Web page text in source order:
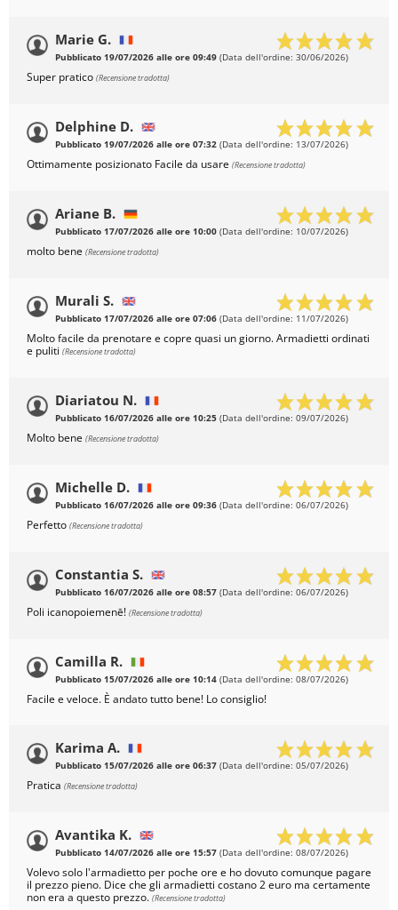
Marie G.
Pubblicato 19/07/2026 alle ore 09:49 (Data dell'ordine: 30/06/2026)
Super pratico (Recensione tradotta)
Delphine D.
Pubblicato 19/07/2026 alle ore 07:32 (Data dell'ordine: 13/07/2026)
Ottimamente posizionato Facile da usare (Recensione tradotta)
Ariane B.
Pubblicato 17/07/2026 alle ore 10:00 (Data dell'ordine: 10/07/2026)
molto bene (Recensione tradotta)
Murali S.
Pubblicato 17/07/2026 alle ore 07:06 (Data dell'ordine: 11/07/2026)
Molto facile da prenotare e copre quasi un giorno. Armadietti ordinati
e puliti (Recensione tradotta)
Diariatou N.
Pubblicato 16/07/2026 alle ore 10:25 (Data dell'ordine: 09/07/2026)
Molto bene (Recensione tradotta)
Michelle D.
Pubblicato 16/07/2026 alle ore 09:36 (Data dell'ordine: 06/07/2026)
Perfetto (Recensione tradotta)
Constantia S.
Pubblicato 16/07/2026 alle ore 08:57 (Data dell'ordine: 06/07/2026)
Poli icanopoiemenē! (Recensione tradotta)
Camilla R.
Pubblicato 15/07/2026 alle ore 10:14 (Data dell'ordine: 08/07/2026)
Facile e veloce. È andato tutto bene! Lo consiglio!
Karima A.
Pubblicato 15/07/2026 alle ore 06:37 (Data dell'ordine: 05/07/2026)
Pratica (Recensione tradotta)
Avantika K.
Pubblicato 14/07/2026 alle ore 15:57 (Data dell'ordine: 08/07/2026)
Volevo solo l'armadietto per poche ore e ho dovuto comunque pagare
il prezzo pieno. Dice che gli armadietti costano 2 euro ma certamente
non era a questo prezzo. (Recensione tradotta)